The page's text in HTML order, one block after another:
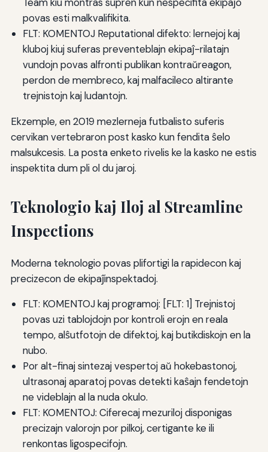
povas esti malkvalifikita.
FLT: KOMENTOJ Reputational difekto: lernejoj kaj
kluboj kiuj suferas preventeblajn ekipaĵ-rilatajn
vundojn povas alfronti publikan kontraŭreagon,
perdon de membreco, kaj malfacileco altirante
trejnistojn kaj ludantojn.
Ekzemple, en 2019 mezlerneja futbalisto suferis
cervikan vertebraron post kasko kun fendita ŝelo
malsukcesis. La posta enketo rivelis ke la kasko ne estis
inspektita dum pli ol du jaroj.
Teknologio kaj Iloj al Streamline
Inspections
Moderna teknologio povas plifortigi la rapidecon kaj
precizecon de ekipaĵinspektadoj.
FLT: KOMENTOJ kaj programoj: [FLT: 1] Trejnistoj
povas uzi tablojdojn por kontroli erojn en reala
tempo, alŝutfotojn de difektoj, kaj butikdiskojn en la
nubo.
Por alt-finaj sintezaj vespertoj aŭ hokebastonoj,
ultrasonaj aparatoj povas detekti kaŝajn fendetojn
ne videblajn al la nuda okulo.
FLT: KOMENTOJ: Ciferecaj mezuriloj disponigas
precizajn valorojn por pilkoj, certigante ke ili
renkontas ligospecifojn.